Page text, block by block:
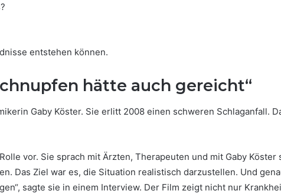
entstehen können.
hätte auch gereicht“
Gaby Köster. Sie erlitt 2008 einen schweren Schlaganfall.
vor. Sie sprach mit Ärzten, Therapeuten und mit Gaby
Das Ziel war es, die Situation realistisch darzustellen. Und
sagte sie in einem Interview. Der Film zeigt nicht nur